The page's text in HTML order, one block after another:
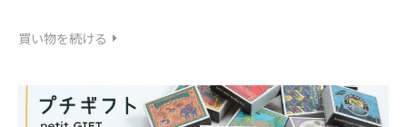
買い物を続ける